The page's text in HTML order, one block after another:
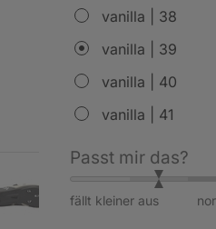
vanilla | 38
vanilla | 39
vanilla | 40
vanilla | 41
Passt mir das?
fällt kleiner aus